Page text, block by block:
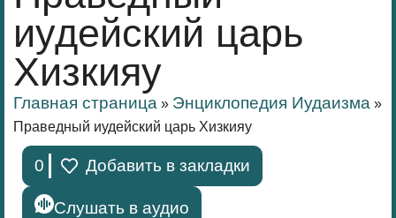
иудейский царь
Хизкияу
Главная страница » Энциклопедия Иудаизма »
Праведный иудейский царь Хизкияу
0 Добавить в закладки
Слушать в аудио